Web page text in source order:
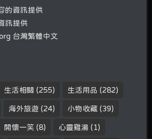
的資訊提供
訊提供
台灣繁體中文
生活相關 (255) 生活用品 (282)
海外旅遊 (24) 小物收藏 (39)
開懷一笑 (8) 心靈雞湯 (1)